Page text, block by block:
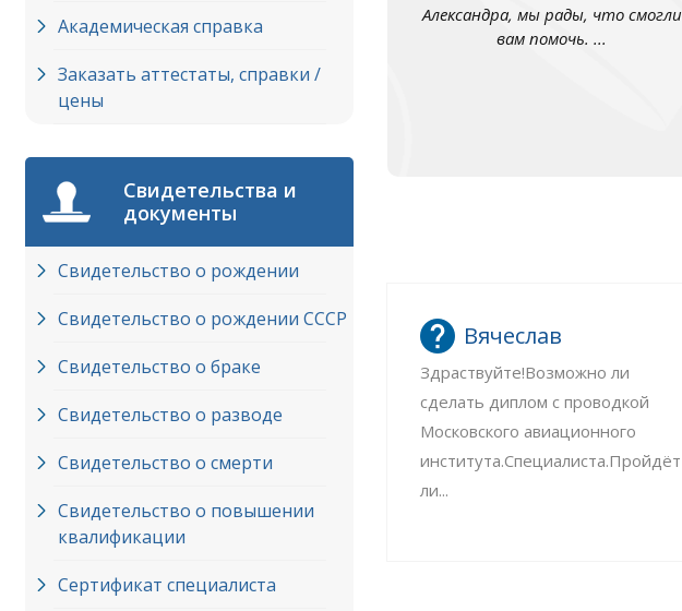
Академическая справка
Заказать аттестаты, справки /
цены
Свидетельства и
документы
Свидетельство о рождении
Свидетельство о рождении СССР
Свидетельство о браке
Свидетельство о разводе
Свидетельство о смерти
Свидетельство о повышении
квалификации
Сертификат специалиста
Александра, мы рады, что смогли
вам помочь. ...
Вячеслав
Здраствуйте!Возможно ли
сделать диплом с проводкой
Московского авиационного
института.Специалиста.Пройдёт
ли...